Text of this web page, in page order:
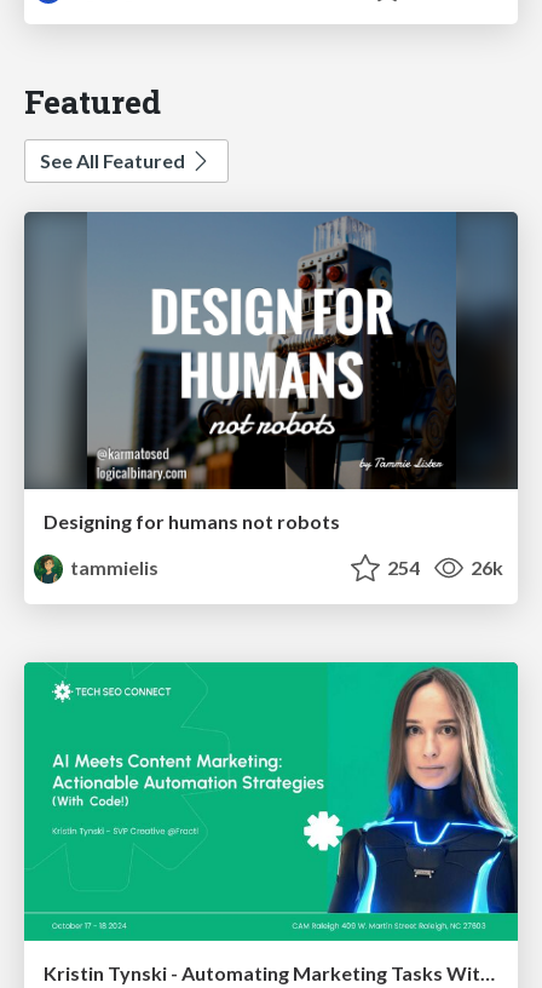
Featured
See All Featured
Designing for humans not robots
tammielis
254 26k